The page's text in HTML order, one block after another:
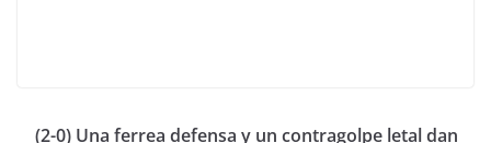
(2-0) Una ferrea defensa y un contragolpe letal dan